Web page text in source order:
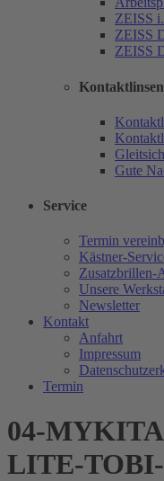
ZEISS
ZEISS
ZEISS
Kontaktlinsen
Gute
Service
Termin
Kästner-
Zusatzbrillen-
Unsere
Newsletter
Kontakt
Anfahrt
Impressum
Termin
04-
LITE-